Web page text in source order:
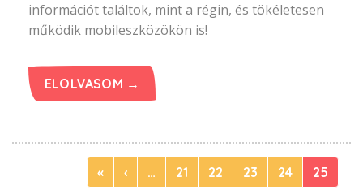
információt találtok, mint a régin, és tökéletesen
működik mobileszközökön is!
ELOLVASOM →
« ‹ … 21 22 23 24 25